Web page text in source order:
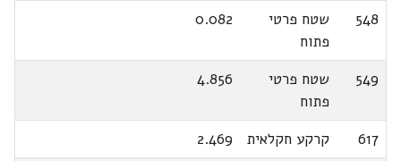
548
שטח פרטי
פתוח
0.082
549
שטח פרטי
פתוח
4.856
617 קרקע חקלאית
2.469